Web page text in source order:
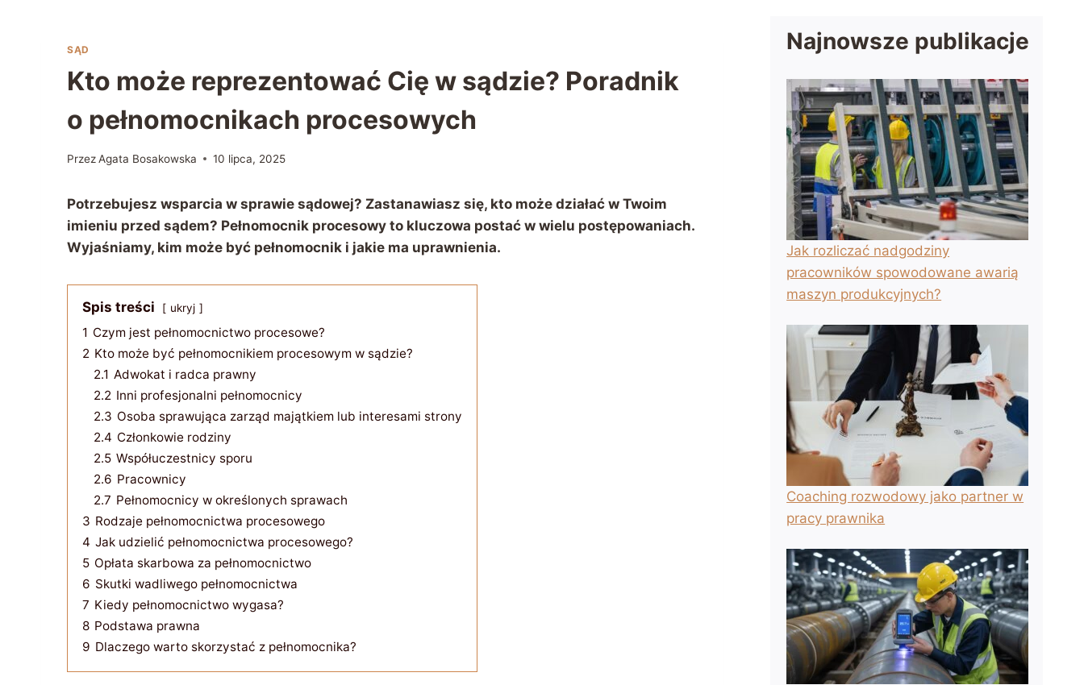
SĄD
Kto może reprezentować Cię w sądzie? Poradnik
o pełnomocnikach procesowych
PrzezAgata Bosakowska 10 lipca, 2025
Potrzebujesz wsparcia w sprawie sądowej? Zastanawiasz się, kto może działać w Twoim
imieniu przed sądem? Pełnomocnik procesowy to kluczowa postać w wielu postępowaniach.
Wyjaśniamy, kim może być pełnomocnik i jakie ma uprawnienia.
Spis treści ukryj
1 Czym jest pełnomocnictwo procesowe?
2 Kto może być pełnomocnikiem procesowym w sądzie?
2.1 Adwokat i radca prawny
2.2 Inni profesjonalni pełnomocnicy
2.3 Osoba sprawująca zarząd majątkiem lub interesami strony
2.4 Członkowie rodziny
2.5 Współuczestnicy sporu
2.6 Pracownicy
2.7 Pełnomocnicy w określonych sprawach
3 Rodzaje pełnomocnictwa procesowego
4 Jak udzielić pełnomocnictwa procesowego?
5 Opłata skarbowa za pełnomocnictwo
6 Skutki wadliwego pełnomocnictwa
7 Kiedy pełnomocnictwo wygasa?
8 Podstawa prawna
9 Dlaczego warto skorzystać z pełnomocnika?
Najnowsze publikacje
Jak rozliczać nadgodziny
pracowników spowodowane awarią
maszyn produkcyjnych?
Coaching rozwodowy jako partner w
pracy prawnika